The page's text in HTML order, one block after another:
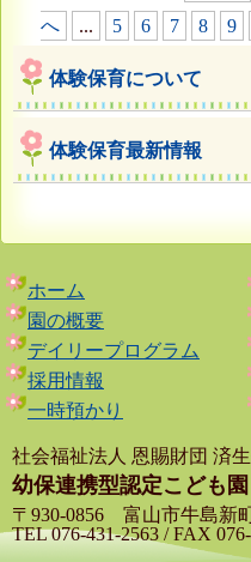
へ
... 5 6 7 8 9
体験保育について
体験保育最新情報
ホーム
園の概要
デイリープログラム
採用情報
一時預かり
社会福祉法人 恩賜財団 済
幼保連携型認定こども園
〒930-0856 富山市牛島新
TEL 076-431-2563 / FAX